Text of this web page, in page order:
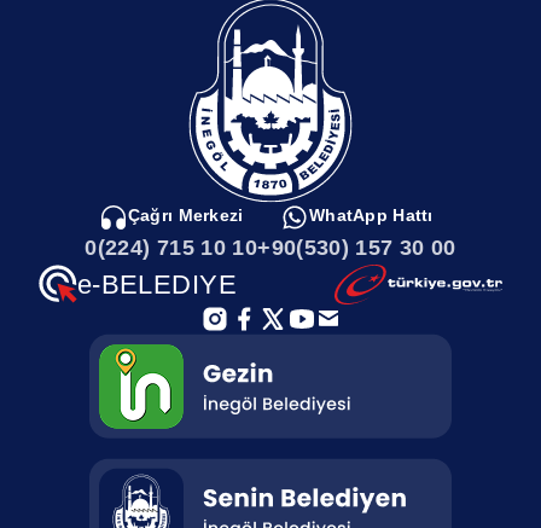
Sulhiye Mahallesi
Soğukdere Mahallesi
Sarıpınar Mahallesi
Saadet Mahallesi
Paşaören Mahallesi
Özlüce Mahallesi
İnegölde Gezilecek Yerler
İnegöl Haritası
İlçemizi Tanıyalım
Afet Toplanma Alanları
Parklarımız
Çağrı Merkezi
0(224) 715 10 10
WhatApp Hattı
+90(530) 157 30 00
e-BELEDIYE